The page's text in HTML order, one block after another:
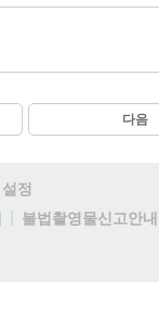
다음
설정
불법촬영물신고안내